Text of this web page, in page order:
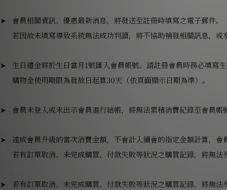
會員相關資訊、優惠最新消息，將發送至註冊時填寫之電子郵件。
若因故未填寫導致系統無法成功判讀，將不協助補發相關訊息，或
生日禮金將於生日當月1號匯入會員帳號。請註冊會員時務必填寫
購物金使用期限為發放日起算30天（依頁面顯示日期為準）。
會員未登入或未出示會員進行結帳，將無法累積消費紀錄至會員帳
達成會員升級的當次消費金額，不會計入續會的指定金額計算，會
若有訂單取消、未完成購買、付款失敗等狀況之購買記錄，將無法
若有訂單取消、未完成購買、付款失敗等狀況之購買記錄，將無法